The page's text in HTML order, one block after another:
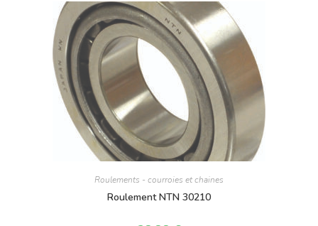
Roulements - courroies et chaines
Roulement NTN 30210